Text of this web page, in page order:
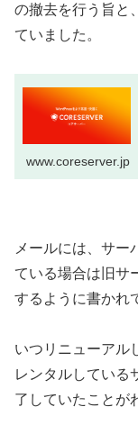
の撤去を行う旨と
ていました。
www.coreserver.jp
メールには、サー
ている場合は旧サ
するように書かれ
いつリニューアル
レンタルしている
了していたことが